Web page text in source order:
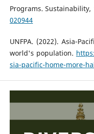
Programs. Sustainability,
020944
UNFPA. (2022). Asia-
world's population.
sia-pacific-home-more-